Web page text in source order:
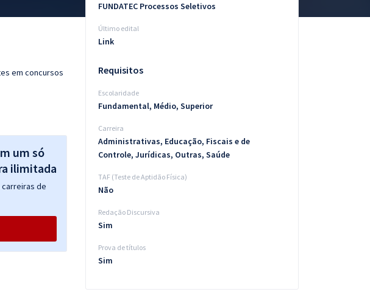
em concursos
um só
de
FUNDATEC Processos Seletivos
Último edital
Link
Requisitos
Escolaridade
Fundamental, Médio, Superior
Carreira
Administrativas, Educação, Fiscais e de
Controle, Jurídicas, Outras, Saúde
TAF (Teste de Aptidão Física)
Não
Redação Discursiva
Sim
Prova de títulos
Sim